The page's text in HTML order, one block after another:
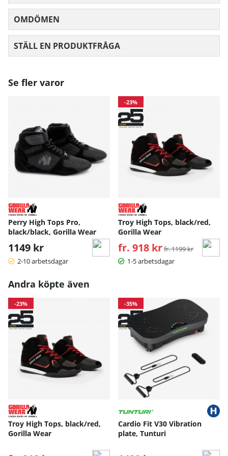
OMDÖMEN
STÄLL EN PRODUKTFRÅGA
Se fler varor
Perry High Tops Pro,
black/black, Gorilla Wear
1149 kr
2-10 arbetsdagar
-23%
Troy High Tops, black/red,
Gorilla Wear
fr. 918 kr Ordinarie pris:
fr. 1199 kr
1-5 arbetsdagar
Andra köpte även
-23%
Troy High Tops, black/red,
Gorilla Wear
-35%
Cardio Fit V30 Vibration
plate, Tunturi